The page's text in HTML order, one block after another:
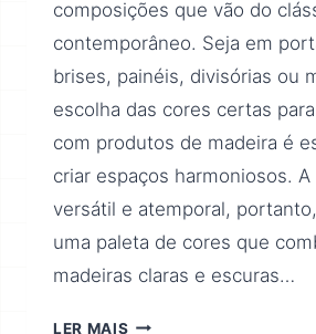
composições que vão do
contemporâneo. Seja em
brises, painéis, divisórias ou
escolha das cores certas
com produtos de madeira é
criar espaços harmoniosos. A
versátil e atemporal,
uma paleta de cores que
madeiras claras e escuras…
LER MAIS